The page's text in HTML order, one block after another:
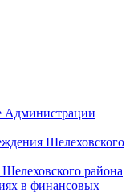
Администрации
Шелеховского
района
в финансовых